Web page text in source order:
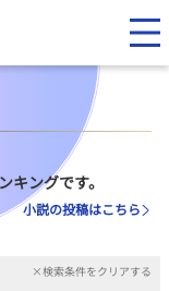
キングです。
小説の投稿はこちら
×検索条件をクリアする